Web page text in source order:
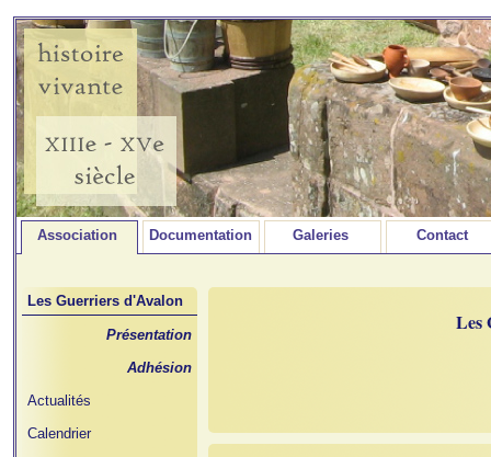
Association Documentation Galeries Contact
Les Guerriers d'Avalon
Présentation
Adhésion
Actualités
Calendrier